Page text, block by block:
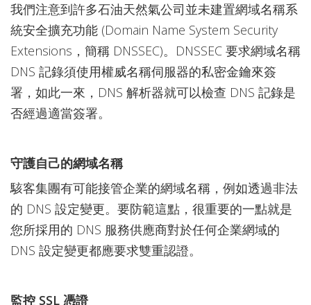
我們注意到許多石油天然氣公司並未建置網域名稱系
統安全擴充功能 (Domain Name System Security
Extensions，簡稱 DNSSEC)。DNSSEC 要求網域名稱
DNS 記錄須使用權威名稱伺服器的私密金鑰來簽
署，如此一來，DNS 解析器就可以檢查 DNS 記錄是
否經過適當簽署。
守護自己的網域名稱
駭客集團有可能接管企業的網域名稱，例如透過非法
的 DNS 設定變更。要防範這點，很重要的一點就是
您所採用的 DNS 服務供應商對於任何企業網域的
DNS 設定變更都應要求雙重認證。
監控 SSL 憑證